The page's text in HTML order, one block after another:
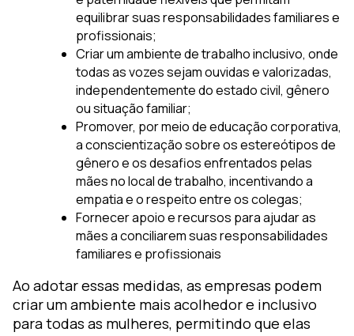
equilibrar suas responsabilidades familiares e
profissionais;
Criar um ambiente de trabalho inclusivo, onde
todas as vozes sejam ouvidas e valorizadas,
independentemente do estado civil, gênero
ou situação familiar;
Promover, por meio de educação corporativa,
a conscientização sobre os estereótipos de
gênero e os desafios enfrentados pelas
mães no local de trabalho, incentivando a
empatia e o respeito entre os colegas;
Fornecer apoio e recursos para ajudar as
mães a conciliarem suas responsabilidades
familiares e profissionais
Ao adotar essas medidas, as empresas podem
criar um ambiente mais acolhedor e inclusivo
para todas as mulheres, permitindo que elas